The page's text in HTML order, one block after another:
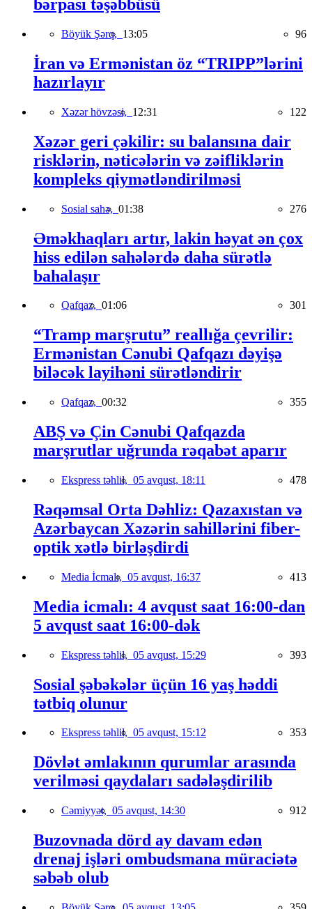
bərpası təşəbbüsü
Böyük Şərq, 13:05 96
İran və Ermənistan öz “TRIPP”lərini
hazırlayır
Xəzər hövzəsi, 12:31 122
Xəzər geri çəkilir: su balansına dair
risklərin, nəticələrin və zəifliklərin
kompleks qiymətləndirilməsi
Sosial sahə, 01:38 276
Əməkhaqları artır, lakin həyat ən çox
hiss edilən sahələrdə daha sürətlə
bahalaşır
Qafqaz, 01:06 301
“Tramp marşrutu” reallığa çevrilir:
Ermənistan Cənubi Qafqazı dəyişə
biləcək layihəni sürətləndirir
Qafqaz, 00:32 355
ABŞ və Çin Cənubi Qafqazda
marşrutlar uğrunda rəqabət aparır
Ekspress təhlil, 05 avqust, 18:11 478
Rəqəmsal Orta Dəhliz: Qazaxıstan və
Azərbaycan Xəzərin sahillərini fiber-
optik xətlə birləşdirdi
Media İcmalı, 05 avqust, 16:37 413
Media icmalı: 4 avqust saat 16:00-dan
5 avqust saat 16:00-dək
Ekspress təhlil, 05 avqust, 15:29 393
Sosial şəbəkələr üçün 16 yaş həddi
tətbiq olunur
Ekspress təhlil, 05 avqust, 15:12 353
Dövlət əmlakının qurumlar arasında
verilməsi qaydaları sadələşdirilib
Cəmiyyət, 05 avqust, 14:30 912
Buzovnada dörd ay davam edən
drenaj işləri ombudsmana müraciətə
səbəb olub